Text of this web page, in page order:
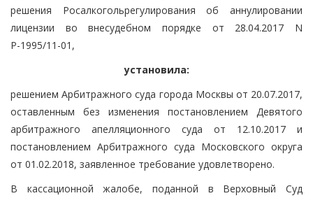
решения Росалкогольрегулирования об аннулировании
лицензии во внесудебном порядке от 28.04.2017 N
Р-1995/11-01,
установила:
решением Арбитражного суда города Москвы от 20.07.2017,
оставленным без изменения постановлением Девятого
арбитражного апелляционного суда от 12.10.2017 и
постановлением Арбитражного суда Московского округа
от 01.02.2018, заявленное требование удовлетворено.
В кассационной жалобе, поданной в Верховный Суд